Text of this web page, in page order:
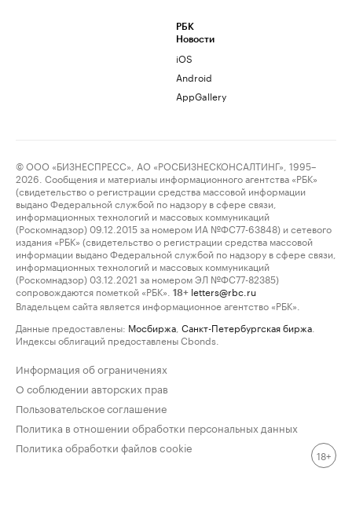
РБК
Новости
iOS
Android
AppGallery
© ООО «БИЗНЕСПРЕСС», АО «РОСБИЗНЕСКОНСАЛТИНГ», 1995–
2026. Сообщения и материалы информационного агентства «РБК»
(свидетельство о регистрации средства массовой информации
выдано Федеральной службой по надзору в сфере связи,
информационных технологий и массовых коммуникаций
(Роскомнадзор) 09.12.2015 за номером ИА №ФС77-63848) и сетевого
издания «РБК» (свидетельство о регистрации средства массовой
информации выдано Федеральной службой по надзору в сфере связи,
информационных технологий и массовых коммуникаций
(Роскомнадзор) 03.12.2021 за номером ЭЛ №ФС77-82385)
сопровождаются пометкой «РБК».
18+ letters@rbc.ru
Владельцем сайта является информационное агентство «РБК».
Данные предоставлены: Мосбиржа Санкт-Петербургская биржа
Индексы облигаций предоставлены Cbonds.
Информация об ограничениях
О соблюдении авторских прав
Пользовательское соглашение
Политика в отношении обработки персональных данных
Политика обработки файлов cookie
18+